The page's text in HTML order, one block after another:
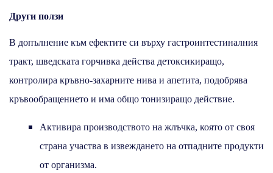
Други ползи
В допълнение към ефектите си върху гастроинтестиналния
тракт, шведската горчивка действа детоксикиращо,
контролира кръвно-захарните нива и апетита, подобрява
кръвообращението и има общо тонизиращо действие.
Активира производството на жлъчка, която от своя
страна участва в извеждането на отпадните продукти
от организма.